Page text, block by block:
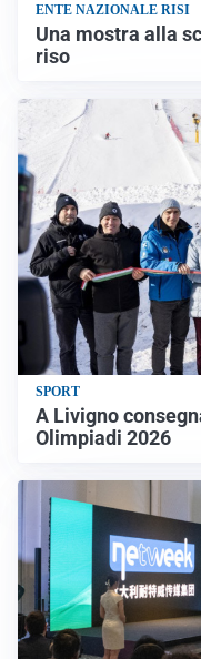
ENTE NAZIONALE RISI
Una mostra alla
riso
SPORT
A Livigno
Olimpiadi 2026